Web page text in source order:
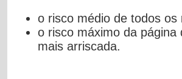
o risco médio de todos os
o risco máximo da página
mais arriscada.